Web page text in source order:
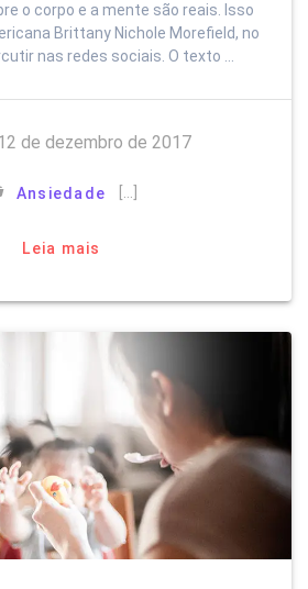
o corpo e a mente são reais. Isso
Brittany Nichole Morefield, no
nas redes sociais. O texto …
de dezembro de 2017
Ansiedade
Leia mais